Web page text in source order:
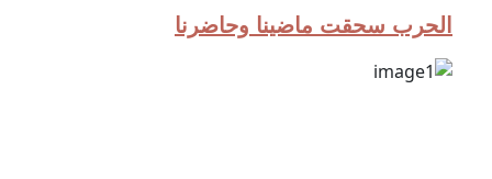
الحرب سحقت ماضينا وحاضرنا